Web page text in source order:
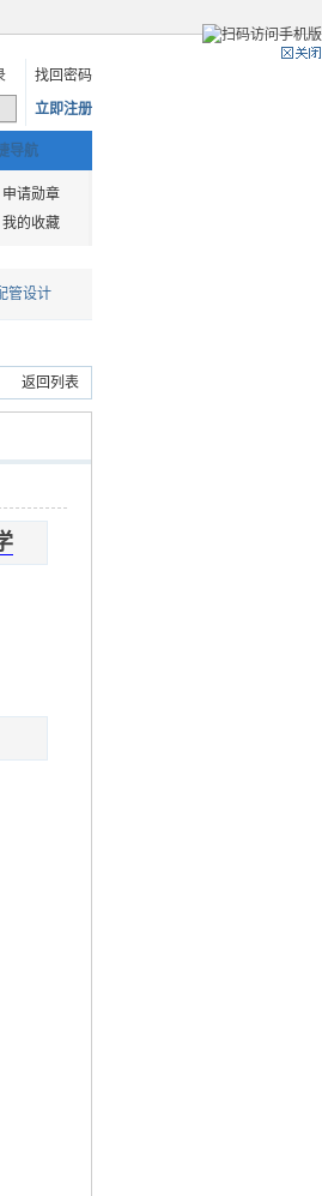
找回密码
立即注册
导航
申请勋章
我的收藏
管设计
返回列表